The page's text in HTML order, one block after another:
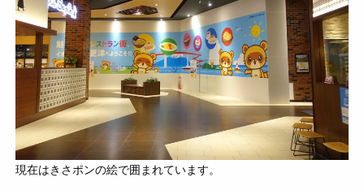
現在はきさポンの絵で囲まれています。